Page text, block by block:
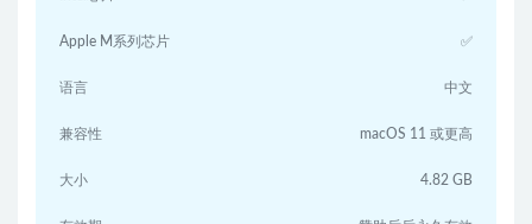
Apple M系列芯片 ✅
语言 中文
兼容性 macOS 11 或更高
大小 4.82 GB